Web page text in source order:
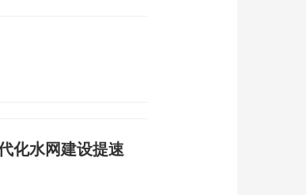
化水网建设提速